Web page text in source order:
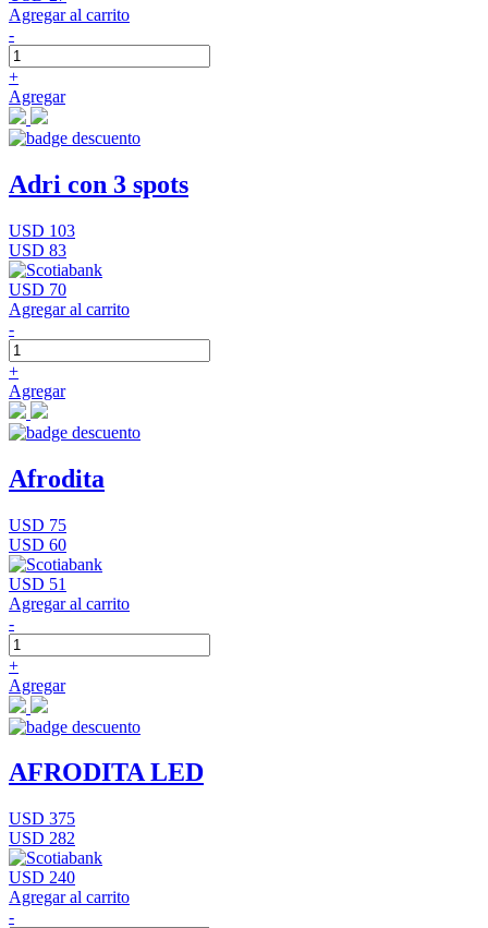
Agregar al carrito
-
+
Agregar
Adri con 3 spots
USD 103
USD 83
USD 70
Agregar al carrito
-
+
Agregar
Afrodita
USD 75
USD 60
USD 51
Agregar al carrito
-
+
Agregar
AFRODITA LED
USD 375
USD 282
USD 240
Agregar al carrito
-